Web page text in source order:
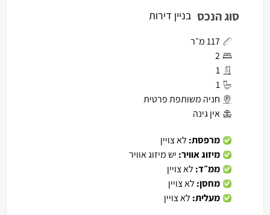
סוג הנכס בניין דירות
117 מ״ר
2
1
1
חניה משותפת פרטית
אין גינה
מרפסת: לא צויין
מיזוג אוויר: יש מיזוג אוויר
ממ״ד: לא צויין
מחסן: לא צויין
מעלית: לא צויין